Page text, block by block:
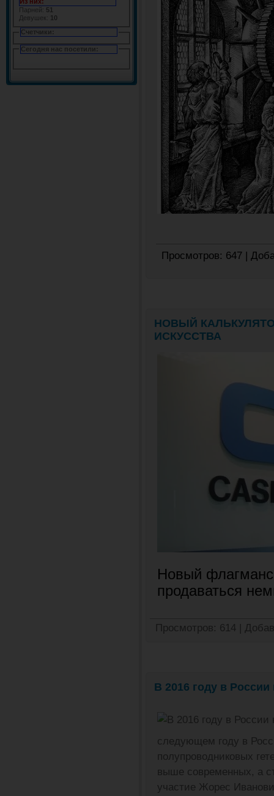
Парней: 51
Девушек:
10
Счетчики:
Сегодня нас посетили:
Просмотров: 647 |
НОВЫЙ
ИСКУССТВА
Новый
продаваться
Просмотров: 614
В 2016 году в
следующем году в
полупроводниковых
выше современных, а
участие Жорес